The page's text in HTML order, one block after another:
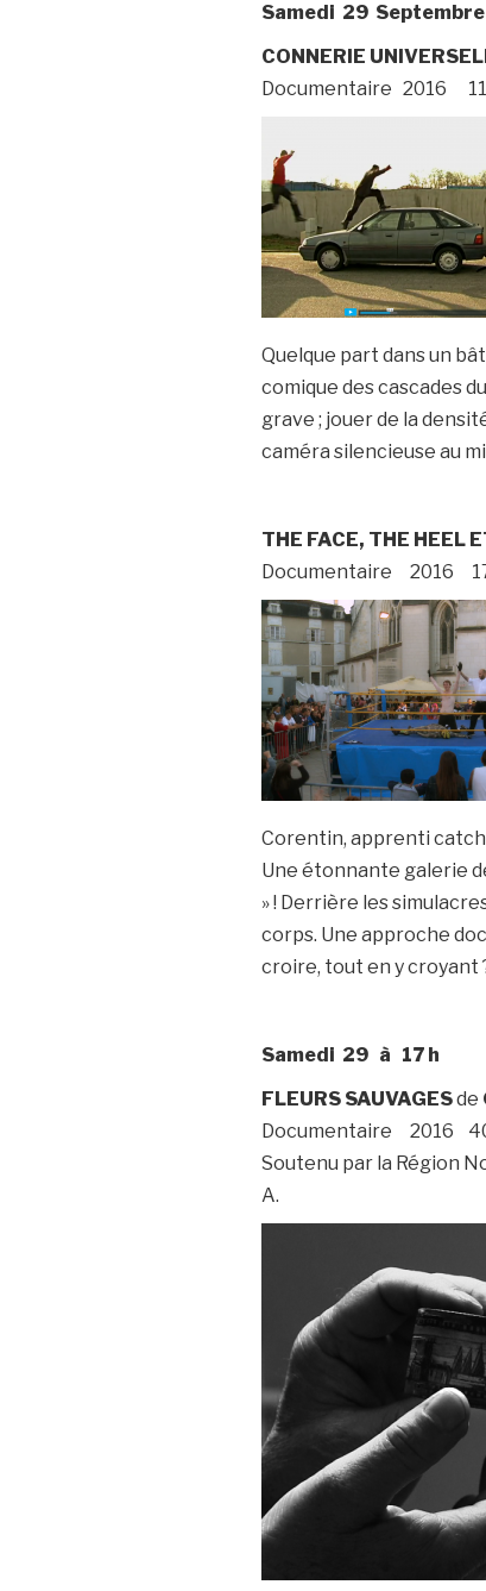
Samedi 29
CONNERIE
Documentaire 2016
Quelque part dans un
comique des cascades
grave ; jouer de la
caméra silencieuse au
THE FACE, THE HEEL
Documentaire 2016
Corentin, apprenti
Une étonnante galerie
» ! Derrière les
corps. Une approche
croire, tout en y croyant
Samedi 29 à 17 h
FLEURS SAUVAGESde
Documentaire 2016
Soutenu par la Région
A.